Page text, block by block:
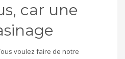
car une
voulez faire de notre